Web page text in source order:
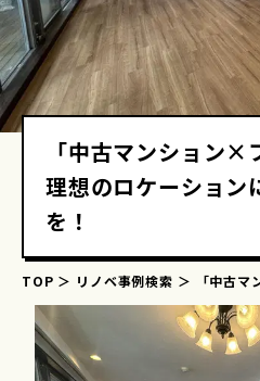
「中古マンション×
理想のロケーション
を！
TOP リノベ事例検索
「中古
のロケーションに理想の住まいを！